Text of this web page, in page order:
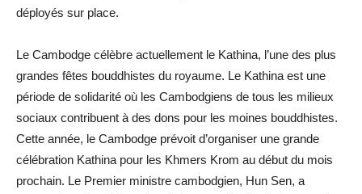
déployés sur place.
Le Cambodge célèbre actuellement le Kathina, l’une des plus
grandes fêtes bouddhistes du royaume. Le Kathina est une
période de solidarité où les Cambodgiens de tous les milieux
sociaux contribuent à des dons pour les moines bouddhistes.
Cette année, le Cambodge prévoit d’organiser une grande
célébration Kathina pour les Khmers Krom au début du mois
prochain. Le Premier ministre cambodgien, Hun Sen, a